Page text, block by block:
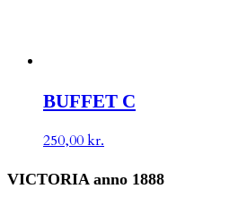
BUFFET C
250,00kr.
VICTORIA anno 1888